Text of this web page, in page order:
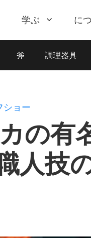
学ぶ に
斧 調理器具
ショー
の有
人技